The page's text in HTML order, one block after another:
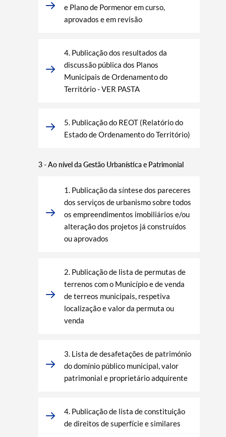
e Plano de Pormenor em curso,
aprovados e em revisão
4. Publicação dos resultados da
discussão pública dos Planos
Municipais de Ordenamento do
Território - VER PASTA
5. Publicação do REOT (Relatório do
Estado de Ordenamento do Território)
3 - Ao nível da Gestão Urbanística e Patrimonial
1. Publicação da síntese dos pareceres
dos serviços de urbanismo sobre todos
os empreendimentos imobiliários e/ou
alteração dos projetos já construídos
ou aprovados
2. Publicação de lista de permutas de
terrenos com o Município e de venda
de terreos municipais, respetiva
localização e valor da permuta ou
venda
3. Lista de desafetações de património
do domínio público municipal, valor
patrimonial e proprietário adquirente
4. Publicação de lista de constituição
de direitos de superfície e similares